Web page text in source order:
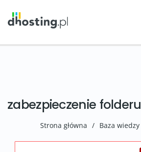
zabezpieczenie folderu
Strona główna / Baza wiedzy